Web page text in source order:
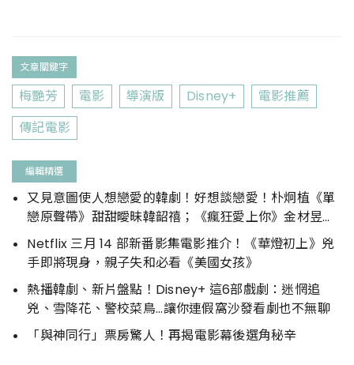
文章關鍵字
梅艷芳 電影 導演版 Disney+
電影推薦
傳記電影
編輯精選
又見意圖使人想戀愛的韓劇！好想談戀愛！朴炯植《單
戀原聲帶》甜甜曖昧韓韶禧；《瘋狂愛上你》金材昱與
少女時代Krystal的獵奇愛情故事，還沒戀愛前
Disney+ 3月先幫你補滿愛情元氣
Netflix 三月 14 部新番影集電影推介！《華燈初上》兇
手即將現身，親子失和必看《美國女孩》
熱播韓劇、新片盤點！Disney+ 這6部戲劇：迷惘追
兇、雪降花、警校菜鳥...讓你連假窩沙發看劇也不無聊
「與神同行」票房驚人！再揭電影幕後選角秘辛